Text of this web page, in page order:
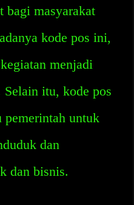
bagi masyarakat
kode pos ini,
menjadi
Selain itu, kode pos
pemerintah untuk
dan
dan bisnis.